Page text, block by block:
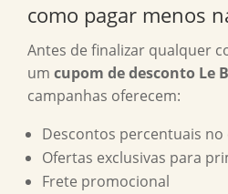
como pagar menos
Antes de finalizar qualquer
um cupom de desconto Le
campanhas oferecem:
Descontos percentuais
Ofertas exclusivas para
Frete promocional